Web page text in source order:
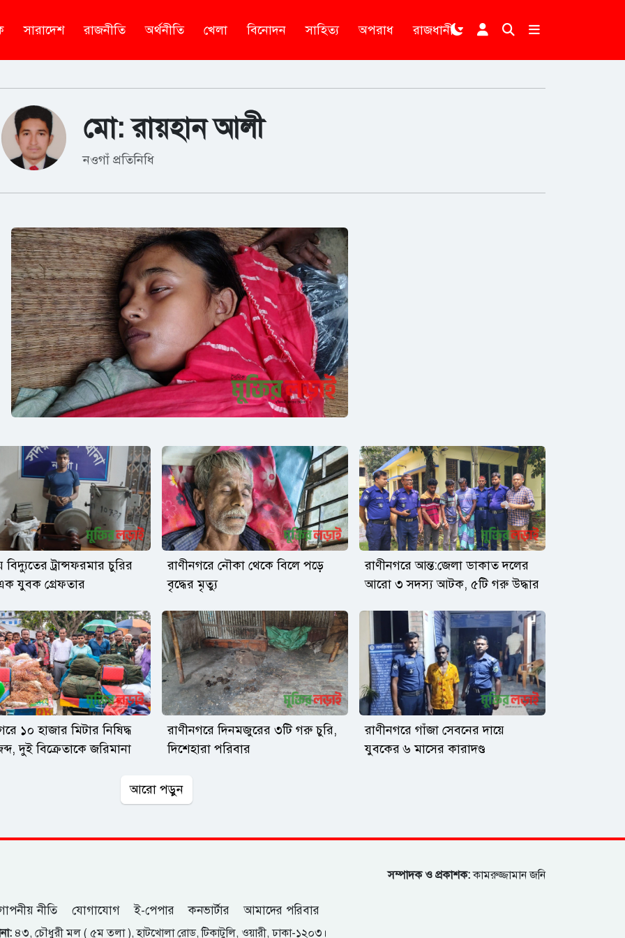
সারাদেশ রাজনীতি অর্থনীতি খেলা বিনোদন সাহিত্য অপরাধ রাজধানী
মো: রায়হান আলী
নওগাঁ প্রতিনিধি
ট্রান্সফরমার চুরির
যুবক গ্রেফতার
রাণীনগরে নৌকা থেকে বিলে পড়ে
বৃদ্ধের মৃত্যু
রাণীনগরে আন্ত:জেলা ডাকাত দলের
আরো ৩ সদস্য আটক, ৫টি গরু উদ্ধার
১০ হাজার মিটার নিষিদ্ধ
দুই বিক্রেতাকে জরিমানা
রাণীনগরে দিনমজুরের ৩টি গরু চুরি,
দিশেহারা পরিবার
রাণীনগরে গাঁজা সেবনের দায়ে
যুবকের ৬ মাসের কারাদণ্ড
আরো পড়ুন
সম্পাদক ও প্রকাশক:কামরুজ্জামান জনি
নীতি যোগাযোগ ই-পেপার কনভার্টার আমাদের পরিবার
৪৩, চৌধুরী মল ( ৫ম তলা ), হাটখোলা রোড, টিকাটুলি, ওয়ারী, ঢাকা-১২০৩।